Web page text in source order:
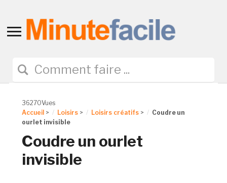
Toggle
navigation
36270Vues
Accueil > Loisirs > Loisirs créatifs >
Coudre un
ourlet invisible
Coudre un ourlet
invisible